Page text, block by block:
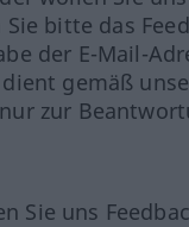
Sie bitte das
der E-Mail-
gemäß
zur
Sie uns